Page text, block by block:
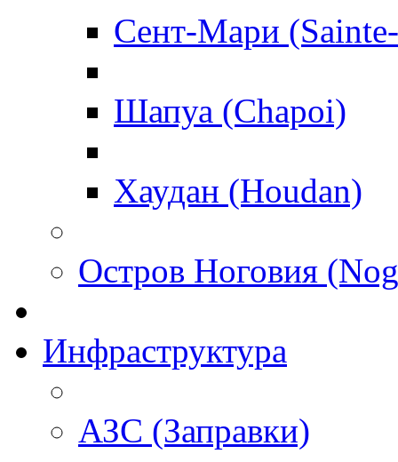
Сент-Мари
Шапуа (Chapoi)
Хаудан (Houdan)
Остров Ноговия
Инфраструктура
АЗС (Заправки)